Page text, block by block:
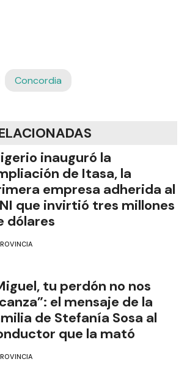
Concordia
inauguró la
de Itasa, la
empresa adherida al
que invirtió tres millones
dólares
tu perdón no nos
el mensaje de la
de Stefanía Sosa al
que la mató